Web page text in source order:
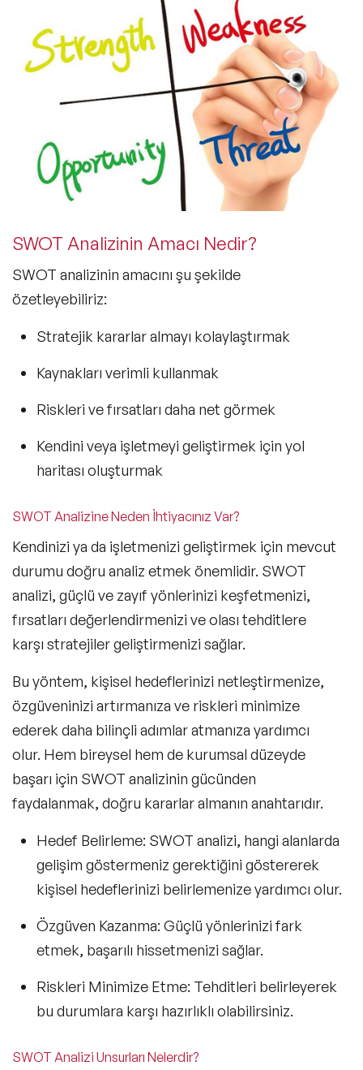
SWOT Analizinin Amacı Nedir?
SWOT analizinin amacını şu şekilde
özetleyebiliriz:
Stratejik kararlar almayı kolaylaştırmak
Kaynakları verimli kullanmak
Riskleri ve fırsatları daha net görmek
Kendini veya işletmeyi geliştirmek için yol
haritası oluşturmak
SWOT Analizine Neden İhtiyacınız Var?
Kendinizi ya da işletmenizi geliştirmek için mevcut
durumu doğru analiz etmek önemlidir. SWOT
analizi, güçlü ve zayıf yönlerinizi keşfetmenizi,
fırsatları değerlendirmenizi ve olası tehditlere
karşı stratejiler geliştirmenizi sağlar.
Bu yöntem, kişisel hedeflerinizi netleştirmenize,
özgüveninizi artırmanıza ve riskleri minimize
ederek daha bilinçli adımlar atmanıza yardımcı
olur. Hem bireysel hem de kurumsal düzeyde
başarı için SWOT analizinin gücünden
faydalanmak, doğru kararlar almanın anahtarıdır.
Hedef Belirleme: SWOT analizi, hangi alanlarda
gelişim göstermeniz gerektiğini göstererek
kişisel hedeflerinizi belirlemenize yardımcı olur.
Özgüven Kazanma: Güçlü yönlerinizi fark
etmek, başarılı hissetmenizi sağlar.
Riskleri Minimize Etme: Tehditleri belirleyerek
bu durumlara karşı hazırlıklı olabilirsiniz.
SWOT Analizi Unsurları Nelerdir?